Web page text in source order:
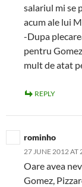
salariul mi se
acum ale lui
-Dupa
pentru
mult de atat
REPLY
rominho
27 JUNE 2012 AT
Oare avea
Gomez,